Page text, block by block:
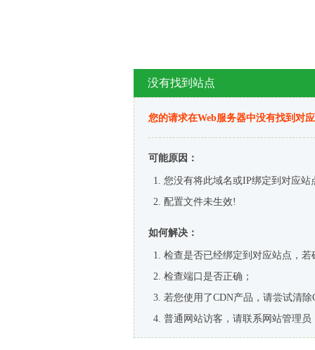
没有找到站点
您的请求在Web服务器中没有找到对
可能原因：
您没有将此域名或IP绑定到对应站
配置文件未生效!
如何解决：
检查是否已经绑定到对应站点，
检查端口是否正确；
若您使用了CDN产品，请尝试清除
普通网站访客，请联系网站管理员